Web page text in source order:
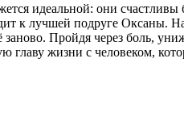
идеальной: они
к лучшей подруге Оксаны.
Пройдя через боль,
главу жизни с человеком,